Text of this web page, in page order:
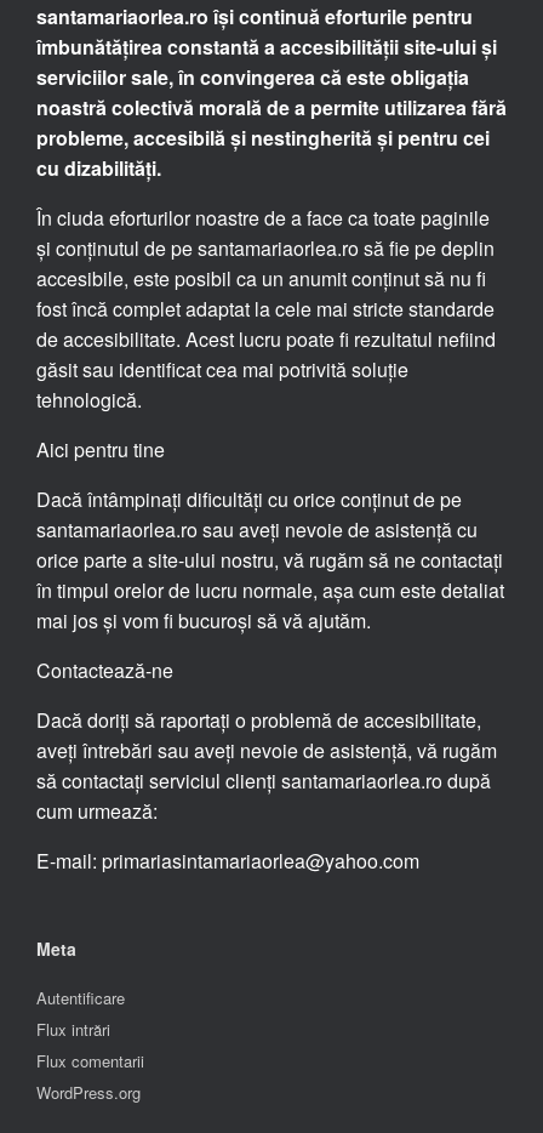
santamariaorlea.ro își continuă eforturile pentru
îmbunătățirea constantă a accesibilității site-ului și
serviciilor sale, în convingerea că este obligația
noastră colectivă morală de a permite utilizarea fără
probleme, accesibilă și nestingherită și pentru cei
cu dizabilități.
În ciuda eforturilor noastre de a face ca toate paginile
și conținutul de pe santamariaorlea.ro să fie pe deplin
accesibile, este posibil ca un anumit conținut să nu fi
fost încă complet adaptat la cele mai stricte standarde
de accesibilitate. Acest lucru poate fi rezultatul nefiind
găsit sau identificat cea mai potrivită soluție
tehnologică.
Aici pentru tine
Dacă întâmpinați dificultăți cu orice conținut de pe
santamariaorlea.ro sau aveți nevoie de asistență cu
orice parte a site-ului nostru, vă rugăm să ne contactați
în timpul orelor de lucru normale, așa cum este detaliat
mai jos și vom fi bucuroși să vă ajutăm.
Contactează-ne
Dacă doriți să raportați o problemă de accesibilitate,
aveți întrebări sau aveți nevoie de asistență, vă rugăm
să contactați serviciul clienți santamariaorlea.ro după
cum urmează:
E-mail: primariasintamariaorlea@yahoo.com
Meta
Autentificare
Flux intrări
Flux comentarii
WordPress.org